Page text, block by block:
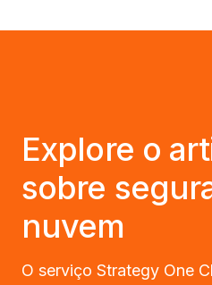
Explore o
sobre
nuvem
O serviço Strategy One